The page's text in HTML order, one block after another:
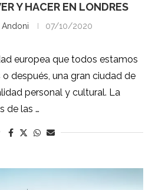
Y HACER EN LONDRES
Andoni 07/10/2020
europea que todos estamos
después, una gran ciudad de
personal y cultural. La
de las …